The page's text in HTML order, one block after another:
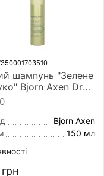
шампунь "Зелене
Bjorn Axen Dry
Green Apple
Clean Hair 150
Bjorn Axen
150 мл
грн